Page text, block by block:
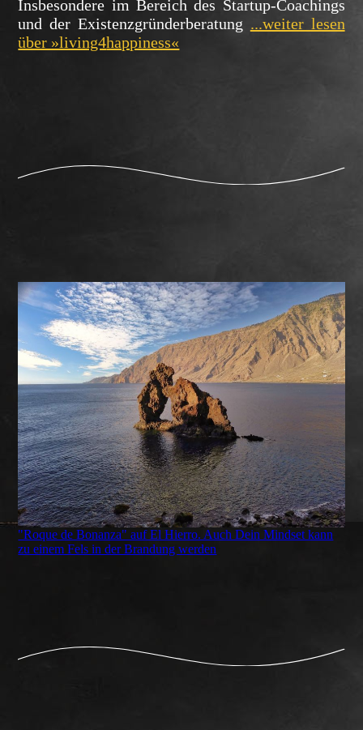
Insbesondere im Bereich des Startup-Coachings
und der Existenzgründerberatung ...weiter lesen
über »living4happiness«
"Roque de Bonanza" auf El Hierro. Auch Dein Mindset kann
zu einem Fels in der Brandung werden